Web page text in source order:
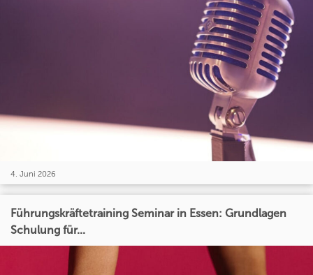
4. Juni 2026
Führungskräftetraining Seminar in Essen: Grundlagen
Schulung für...